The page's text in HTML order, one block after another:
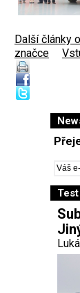
Další články
značce
Test